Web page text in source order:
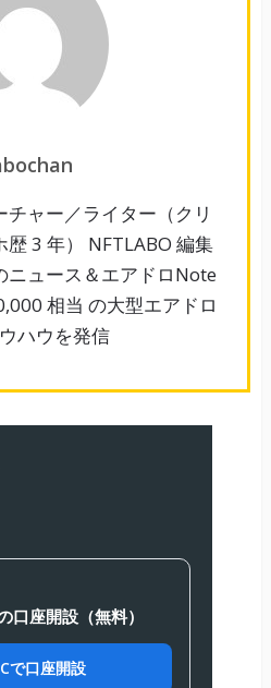
ャー／ライター（クリ
3 年） NFTLABO 編集
ニュース＆エアドロNote
相当 の大型エアドロ
ハウを発信
口座開設（無料）
で口座開設